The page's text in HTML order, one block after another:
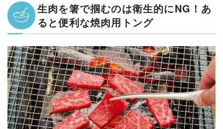
生肉を箸で掴むのは衛生的にNG！あ
ると便利な焼肉用トング